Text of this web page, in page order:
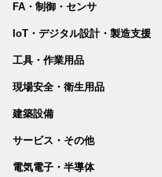
FA・制御・センサ
IoT・デジタル設計・製造支援
工具・作業用品
現場安全・衛生用品
建築設備
サービス・その他
電気電子・半導体